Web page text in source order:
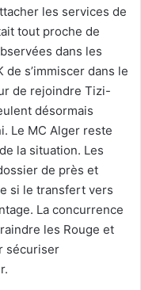
les services de
tout proche de
dans les
s’immiscer dans le
de rejoindre Tizi-
désormais
Le MC Alger reste
la situation. Les
de près et
si le transfert vers
La concurrence
les Rouge et
sécuriser